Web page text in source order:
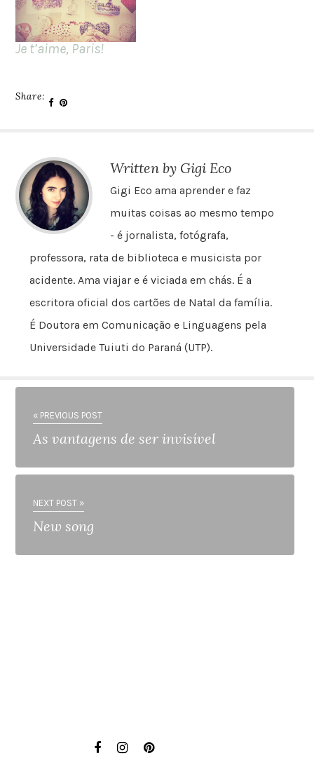
Je t’aime, Paris!
Share:
Written by Gigi Eco
Gigi Eco ama aprender e faz
muitas coisas ao mesmo tempo
- é jornalista, fotógrafa,
professora, rata de biblioteca e musicista por
acidente. Ama viajar e é viciada em chás. É a
escritora oficial dos cartões de Natal da família.
É Doutora em Comunicação e Linguagens pela
Universidade Tuiuti do Paraná (UTP).
« PREVIOUS POST
As vantagens de ser invisível
NEXT POST »
New song